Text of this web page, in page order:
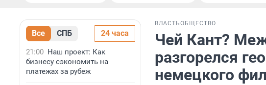
Все СПБ 24 часа
21:00 Наш проект: Как
бизнесу сэкономить на
платежах за рубеж
ВЛАСТЬОБЩЕСТВО
Чей Кант?
разгорелся
немецкого